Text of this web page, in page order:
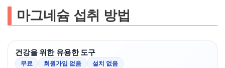
마그네슘 섭취 방법
건강을 위한 유용한 도구
무료 회원가입 없음 설치 없음